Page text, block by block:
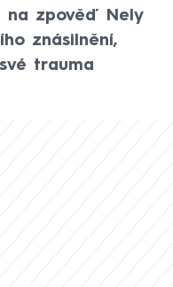
na zpověď Nely
znásilnění,
trauma